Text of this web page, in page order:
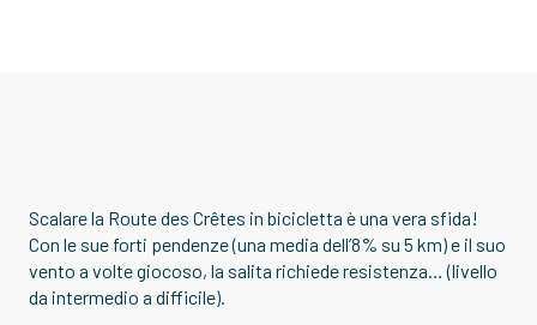
Scalare la Route des Crêtes in bicicletta è una vera sfida!
Con le sue forti pendenze (una media dell’8% su 5 km) e il suo
vento a volte giocoso, la salita richiede resistenza… (livello
da intermedio a difficile).